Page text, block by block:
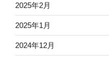
2025年2月
2025年1月
2024年12月